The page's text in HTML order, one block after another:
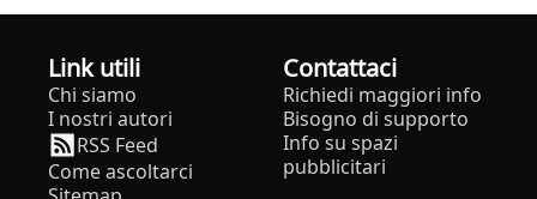
Link utili
Chi siamo
I nostri autori
RSS Feed
Come ascoltarci
Contattaci
Richiedi maggiori info
Bisogno di supporto
Info su spazi
pubblicitari